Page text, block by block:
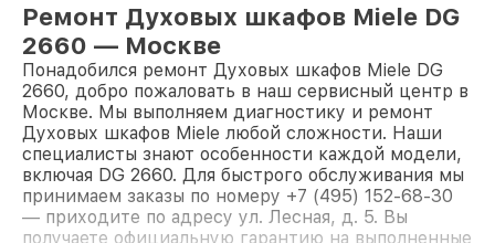
Ремонт Духовых шкафов Miele DG
2660 — Москве
Понадобился ремонт Духовых шкафов Miele DG
2660, добро пожаловать в наш сервисный центр в
Москве. Мы выполняем диагностику и ремонт
Духовых шкафов Miele любой сложности. Наши
специалисты знают особенности каждой модели,
включая DG 2660. Для быстрого обслуживания мы
принимаем заказы по номеру +7 (495) 152-68-30
— приходите по адресу ул. Лесная, д. 5. Вы
получаете официальную гарантию на выполненные